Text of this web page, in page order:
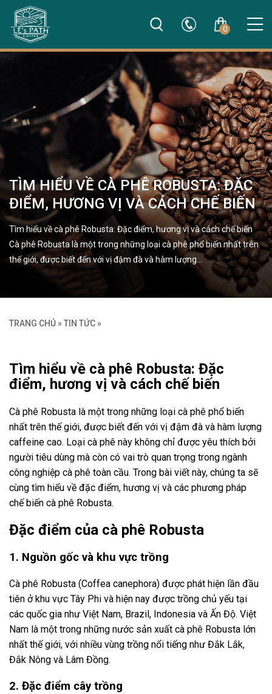
0
TÌM HIỂU VỀ CÀ PHÊ ROBUSTA: ĐẶC
ĐIỂM, HƯƠNG VỊ VÀ CÁCH CHẾ BIẾN
Tìm hiểu về cà phê Robusta: Đặc điểm, hương vị và cách chế biến
Cà phê Robusta là một trong những loại cà phê phổ biến nhất trên
thế giới, được biết đến với vị đậm đà và hàm lượng…
TRANG CHỦ » TIN TỨC »
Tìm hiểu về cà phê Robusta: Đặc
điểm, hương vị và cách chế biến
Cà phê Robusta là một trong những loại cà phê phổ biến
nhất trên thế giới, được biết đến với vị đậm đà và hàm lượng
caffeine cao. Loại cà phê này không chỉ được yêu thích bởi
người tiêu dùng mà còn có vai trò quan trọng trong ngành
công nghiệp cà phê toàn cầu. Trong bài viết này, chúng ta sẽ
cùng tìm hiểu về đặc điểm, hương vị và các phương pháp
chế biến cà phê Robusta.
Đặc điểm của cà phê Robusta
1. Nguồn gốc và khu vực trồng
Cà phê Robusta (Coffea canephora) được phát hiện lần đầu
tiên ở khu vực Tây Phi và hiện nay được trồng chủ yếu tại
các quốc gia như Việt Nam, Brazil, Indonesia và Ấn Độ. Việt
Nam là một trong những nước sản xuất cà phê Robusta lớn
nhất thế giới, với nhiều vùng trồng nổi tiếng như Đắk Lắk,
Đắk Nông và Lâm Đồng.
2. Đặc điểm cây trồng